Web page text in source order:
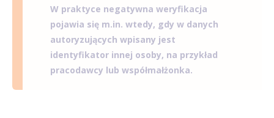
W praktyce negatywna weryfikacja
pojawia się m.in. wtedy, gdy w danych
autoryzujących wpisany jest
identyfikator innej osoby, na przykład
pracodawcy lub współmałżonka.